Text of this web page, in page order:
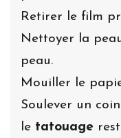
Retirer le film
Nettoyer la
peau.
Mouiller le
Soulever un
le tatouage